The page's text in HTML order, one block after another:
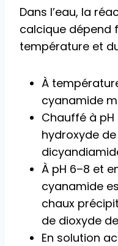
Dans l’eau, la
calcique dépend
température et
À
cyanamide
Chauffé à pH
hydroxyde
À pH 6–8 et
cyanamide
chaux
de dioxyde
En solution